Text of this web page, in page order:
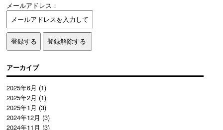
メールアドレス：
アーカイブ
2025年6月 (1)
2025年2月 (1)
2025年1月 (3)
2024年12月 (3)
2024年11月 (3)